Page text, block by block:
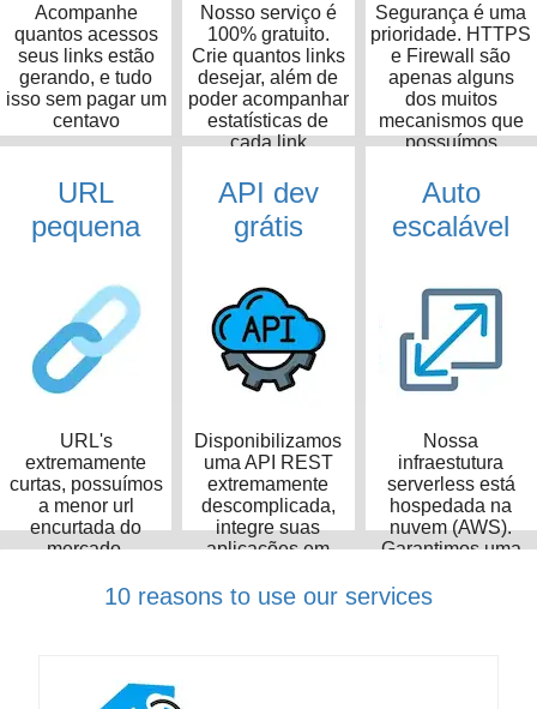
Acompanhe
quantos acessos
seus links estão
gerando, e tudo
isso sem pagar um
centavo
Nosso serviço é
100% gratuito.
Crie quantos links
desejar, além de
poder acompanhar
estatísticas de
cada link
Segurança é uma
prioridade. HTTPS
e Firewall são
apenas alguns
dos muitos
mecanismos que
possuímos
URL
pequena
URL's
extremamente
curtas, possuímos
a menor url
encurtada do
mercado,
14 caracteres
API dev
grátis
Disponibilizamos
uma API REST
extremamente
descomplicada,
integre suas
aplicações em
Auto
escalável
Nossa
infraestutura
serverless está
hospedada na
nuvem (AWS).
Garantimos uma
disponibilidade de
10 reasons to use our services